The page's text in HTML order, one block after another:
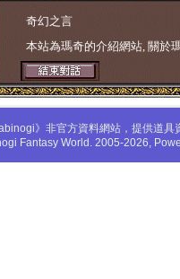
妹 奇幻之言
本站為瑪奇的介紹網站, 關於
》非官方資料網站，提供道
Fantasy World. 2005-2026,